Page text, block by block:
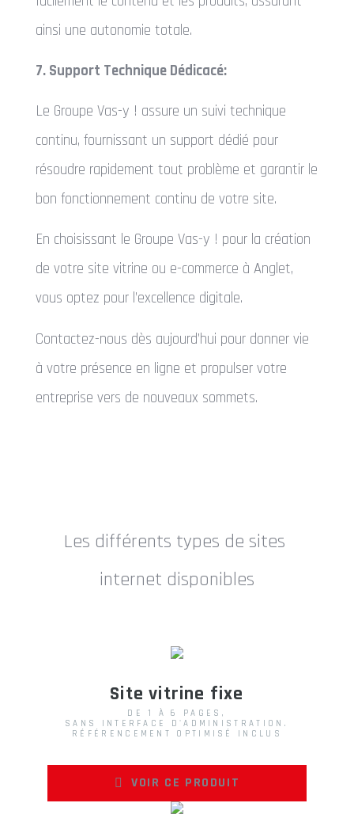
ainsi une autonomie totale.
7. Support Technique Dédicacé:
Le Groupe Vas-y ! assure un suivi technique
continu, fournissant un support dédié pour
résoudre rapidement tout problème et garantir le
bon fonctionnement continu de votre site.
En choisissant le Groupe Vas-y ! pour la création
de votre site vitrine ou e-commerce à Anglet,
vous optez pour l’excellence digitale.
Contactez-nous dès aujourd’hui pour donner vie
à votre présence en ligne et propulser votre
entreprise vers de nouveaux sommets.
Les différents types de sites
internet disponibles
Site vitrine fixe
DE 1 À 6 PAGES,
SANS INTERFACE D'ADMINISTRATION.
RÉFÉRENCEMENT OPTIMISÉ INCLUS
VOIR CE PRODUIT